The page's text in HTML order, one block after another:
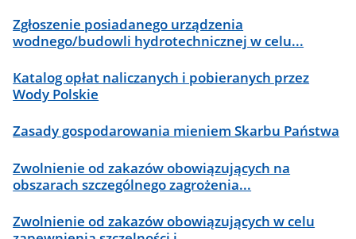
Zgłoszenie posiadanego urządzenia
wodnego/budowli hydrotechnicznej w celu...
Katalog opłat naliczanych i pobieranych przez
Wody Polskie
Zasady gospodarowania mieniem Skarbu Państwa
Zwolnienie od zakazów obowiązujących na
obszarach szczególnego zagrożenia...
Zwolnienie od zakazów obowiązujących w celu